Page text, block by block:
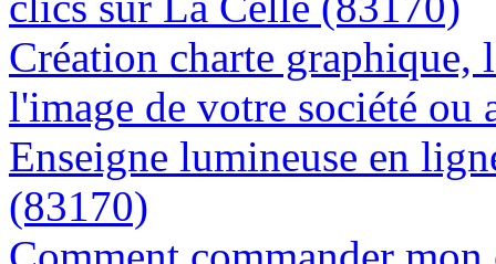
Création charte graphique,
l'image de votre société
Enseigne lumineuse en
(83170)